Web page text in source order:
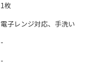
1枚
電子レンジ対応、手洗い
-
-